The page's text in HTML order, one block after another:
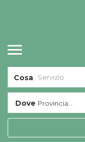
Cosa
Dove Provincia...